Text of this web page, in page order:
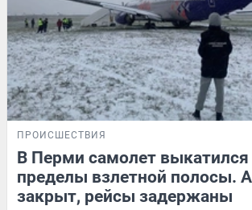
ПРОИСШЕСТВИЯ
В Перми самолет выкатился
пределы взлетной полосы.
закрыт, рейсы задержаны